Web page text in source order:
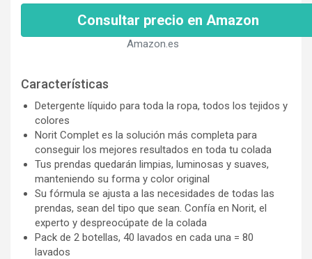
Consultar precio en Amazon
Amazon.es
Características
Detergente líquido para toda la ropa, todos los tejidos y
colores
Norit Complet es la solución más completa para
conseguir los mejores resultados en toda tu colada
Tus prendas quedarán limpias, luminosas y suaves,
manteniendo su forma y color original
Su fórmula se ajusta a las necesidades de todas las
prendas, sean del tipo que sean. Confía en Norit, el
experto y despreocúpate de la colada
Pack de 2 botellas, 40 lavados en cada una = 80
lavados